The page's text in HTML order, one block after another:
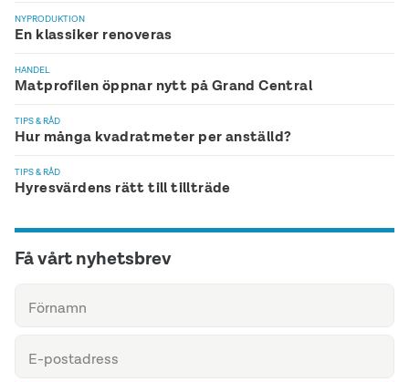
NYPRODUKTION
En klassiker renoveras
HANDEL
Matprofilen öppnar nytt på Grand Central
TIPS & RÅD
Hur många kvadratmeter per anställd?
TIPS & RÅD
Hyresvärdens rätt till tillträde
Få vårt nyhetsbrev